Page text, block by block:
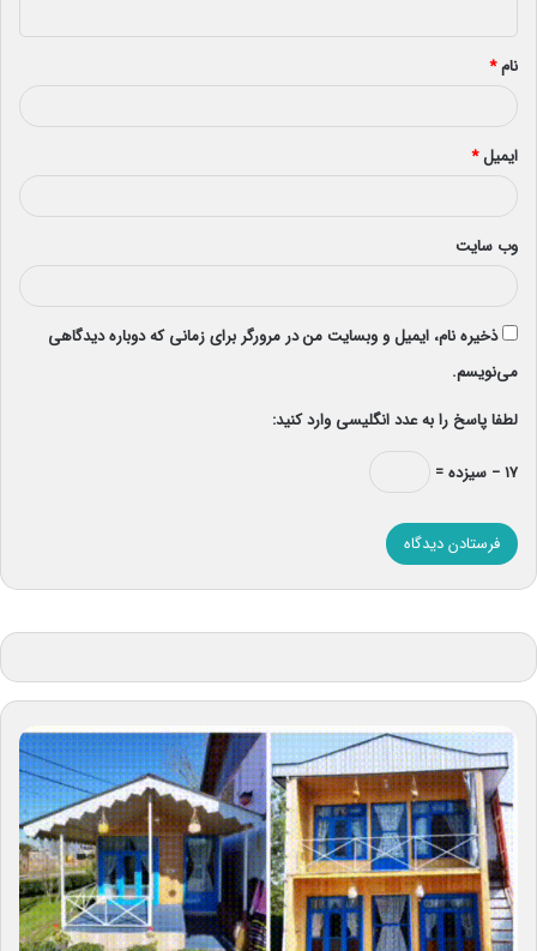
*
نام*
ایمیل*
وب‌ سایت
ذخیره نام، ایمیل و وبسایت من در مرورگر برای زمانی که دوباره دیدگاهی
می‌نویسم.
لطفا پاسخ را به عدد انگلیسی وارد کنید:
۱۷ − سیزده =